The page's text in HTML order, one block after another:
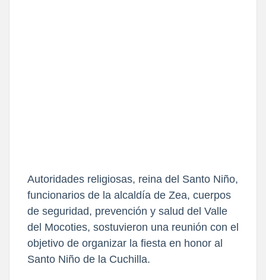
Autoridades religiosas, reina del Santo Niño,
funcionarios de la alcaldía de Zea, cuerpos
de seguridad, prevención y salud del Valle
del Mocoties, sostuvieron una reunión con el
objetivo de organizar la fiesta en honor al
Santo Niño de la Cuchilla.